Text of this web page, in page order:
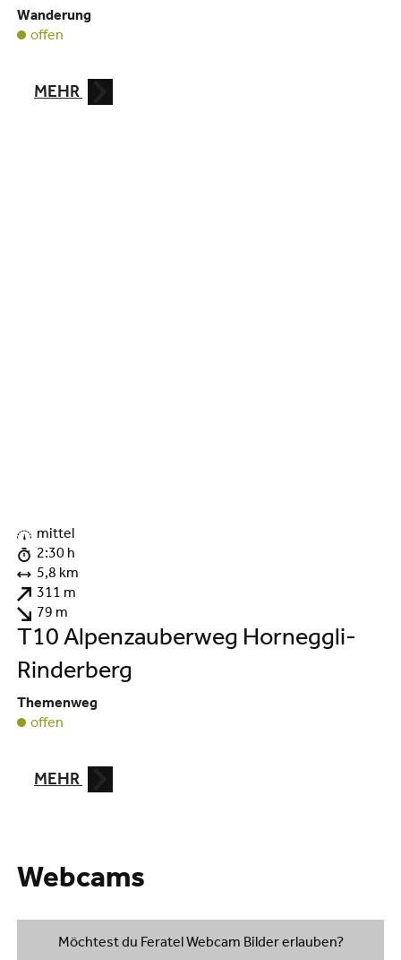
Wanderung
offen
MEHR
mittel
2:30 h
5,8 km
311 m
79 m
T10 Alpenzauberweg Horneggli-
Rinderberg
Themenweg
offen
MEHR
Webcams
Möchtest du Feratel Webcam Bilder erlauben?